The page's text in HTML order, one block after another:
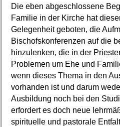
Die eben abgeschlossene
Familie in der Kirche hat
Gelegenheit geboten, die
Bischofskonferenzen auf die
hinzulenken, die in der
Problemen um Ehe und
wenn dieses Thema in den
vorhanden ist und darum
Ausbildung noch bei den
erfordert es doch neue
spirituelle und pastorale